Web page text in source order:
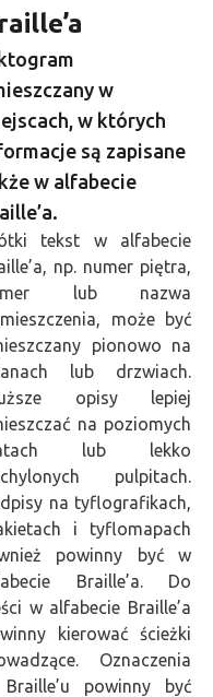
w
w których
są zapisane
w alfabecie
tekst w alfabecie
np. numer piętra,
lub nazwa
może być
pionowo na
lub drzwiach.
opisy lepiej
na poziomych
lub lekko
pulpitach.
na tyflografikach,
i tyflomapach
powinny być w
Braille’a. Do
w alfabecie Braille’a
kierować ścieżki
Oznaczenia
powinny być